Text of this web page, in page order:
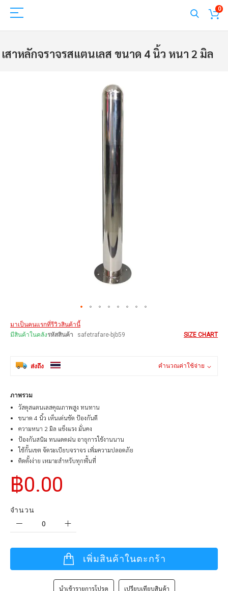
0
เสาหลักจราจรสแตนเลส ขนาด 4 นิ้ว หนา 2 มิล
images
มาเป็นคนแรกที่รีวิวสินค้านี้
มีสินค้าในคลังรหัสสินค้า safetrafare-bjb59 SIZE CHART
ส่งถึง คำนวณค่าใช้จ่าย
ภาพรวม
วัสดุสแตนเลสคุณภาพสูง ทนทาน
ขนาด 4 นิ้ว เห็นเด่นชัด ป้องกันดี
ความหนา 2 มิล แข็งแรง มั่นคง
ป้องกันสนิม ทนแดดฝน อายุการใช้งานนาน
ใช้กั้นเขต จัดระเบียบจราจร เพิ่มความปลอดภัย
ติดตั้งง่าย เหมาะสำหรับทุกพื้นที่
฿0.00
จำนวน
เพิ่มสินค้าในตะกร้า
นำเข้ารายการโปรด เปรียบเทียบสินค้า